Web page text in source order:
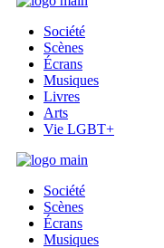
Société
Scènes
Écrans
Musiques
Livres
Arts
Vie LGBT+
Société
Scènes
Écrans
Musiques